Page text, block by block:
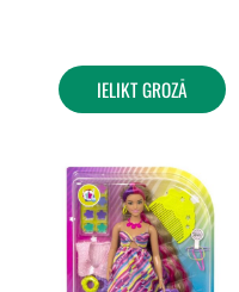
IELIKT GROZĀ